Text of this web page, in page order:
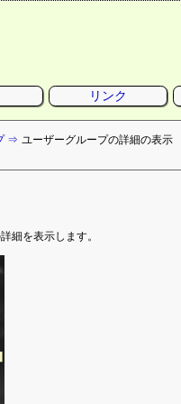
リンク
ユーザーグループの詳細の表示
細を表示します。